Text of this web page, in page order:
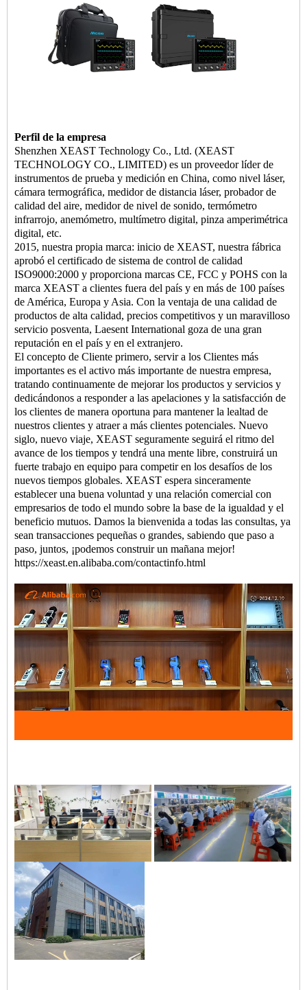
Perfil de la empresa
Shenzhen XEAST Technology Co., Ltd. (XEAST
TECHNOLOGY CO., LIMITED) es un proveedor líder de
instrumentos de prueba y medición en China, como nivel láser,
cámara termográfica, medidor de distancia láser, probador de
calidad del aire, medidor de nivel de sonido, termómetro
infrarrojo, anemómetro, multímetro digital, pinza amperimétrica
digital, etc.
2015, nuestra propia marca: inicio de XEAST, nuestra fábrica
aprobó el certificado de sistema de control de calidad
ISO9000:2000 y proporciona marcas CE, FCC y POHS con la
marca XEAST a clientes fuera del país y en más de 100 países
de América, Europa y Asia. Con la ventaja de una calidad de
productos de alta calidad, precios competitivos y un maravilloso
servicio posventa, Laesent International goza de una gran
reputación en el país y en el extranjero.
El concepto de Cliente primero, servir a los Clientes más
importantes es el activo más importante de nuestra empresa,
tratando continuamente de mejorar los productos y servicios y
dedicándonos a responder a las apelaciones y la satisfacción de
los clientes de manera oportuna para mantener la lealtad de
nuestros clientes y atraer a más clientes potenciales. Nuevo
siglo, nuevo viaje, XEAST seguramente seguirá el ritmo del
avance de los tiempos y tendrá una mente libre, construirá un
fuerte trabajo en equipo para competir en los desafíos de los
nuevos tiempos globales. XEAST espera sinceramente
establecer una buena voluntad y una relación comercial con
empresarios de todo el mundo sobre la base de la igualdad y el
beneficio mutuos. Damos la bienvenida a todas las consultas, ya
sean transacciones pequeñas o grandes, sabiendo que paso a
paso, juntos, ¡podemos construir un mañana mejor!
https://xeast.en.alibaba.com/contactinfo.html